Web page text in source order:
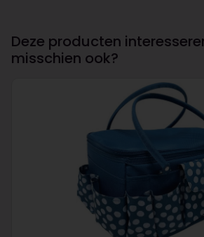
Deze producten
misschien ook?